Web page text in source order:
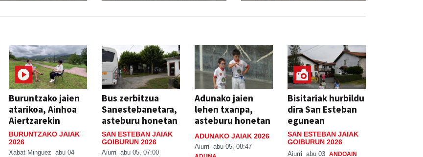
Buruntzako jaien
atarikoa, Ainhoa
Aiertzarekin
BURUNTZAKO JAIAK
2026
Xabat Minguez abu 04
Bus zerbitzua
Sanestebanetara,
asteburu honetan
SAN ESTEBAN JAIAK
GOIBURUN 2026
Aiurri abu 05, 07:00
Adunako jaien
lehen txanpa,
asteburu honetan
ADUNAKO JAIAK 2026
Aiurri abu 05, 08:47
Bisitariak hurbildu
dira San Esteban
egunean
SAN ESTEBAN JAIAK
GOIBURUN 2026
Aiurri abu 03 ANDOAIN